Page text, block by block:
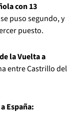
con 13
puso segundo, y
puesto.
la Vuelta a
entre Castrillo del
España: